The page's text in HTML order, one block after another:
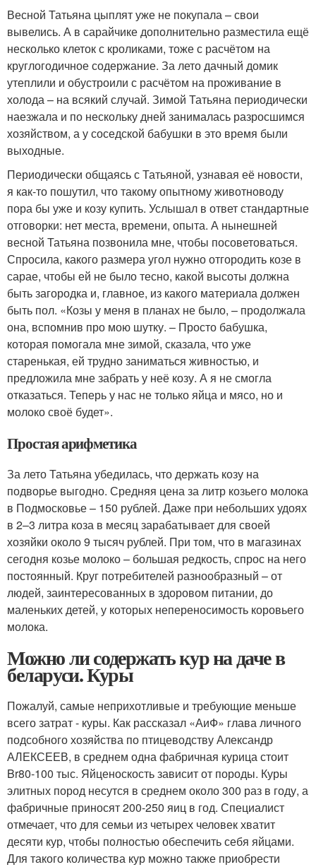
Весной Татьяна цыплят уже не покупала – свои
вывелись. А в сарайчике дополнительно разместила ещё
несколько клеток с кроликами, тоже с расчётом на
круглогодичное содержание. За лето дачный домик
утеплили и обустроили с расчётом на проживание в
холода – на всякий случай. Зимой Татьяна периодически
наезжала и по нескольку дней занималась разросшимся
хозяйством, а у соседской бабушки в это время были
выходные.
Периодически общаясь с Татьяной, узнавая её новости,
я как-то пошутил, что такому опытному животноводу
пора бы уже и козу купить. Услышал в ответ стандартные
отговорки: нет места, времени, опыта. А нынешней
весной Татьяна позвонила мне, чтобы посоветоваться.
Спросила, какого размера угол нужно отгородить козе в
сарае, чтобы ей не было тесно, какой высоты должна
быть загородка и, главное, из какого материала должен
быть пол. «Козы у меня в планах не было, – продолжала
она, вспомнив про мою шутку. – Просто бабушка,
которая помогала мне зимой, сказала, что уже
старенькая, ей трудно заниматься живностью, и
предложила мне забрать у неё козу. А я не смогла
отказаться. Теперь у нас не только яйца и мясо, но и
молоко своё будет».
Простая арифметика
За лето Татьяна убедилась, что держать козу на
подворье выгодно. Средняя цена за литр козьего молока
в Подмосковье – 150 рублей. Даже при небольших удоях
в 2–3 литра коза в месяц зарабатывает для своей
хозяйки около 9 тысяч рублей. При том, что в магазинах
сегодня козье молоко – большая редкость, спрос на него
постоянный. Круг потребителей разнообразный – от
людей, заинтересованных в здоровом питании, до
маленьких детей, у которых непереносимость коровьего
молока.
Можно ли содержать кур на даче в
беларуси. Куры
Пожалуй, самые неприхотливые и требующие меньше
всего затрат - куры. Как рассказал «АиФ» глава личного
подсобного хозяйства по птицеводству Александр
АЛЕКСЕЕВ, в среднем одна фабричная курица стоит
Br80-100 тыс. Яйценоскость зависит от породы. Куры
элитных пород несутся в среднем около 300 раз в году, а
фабричные приносят 200-250 яиц в год. Специалист
отмечает, что для семьи из четырех человек хватит
десяти кур, чтобы полностью обеспечить себя яйцами.
Для такого количества кур можно также приобрести